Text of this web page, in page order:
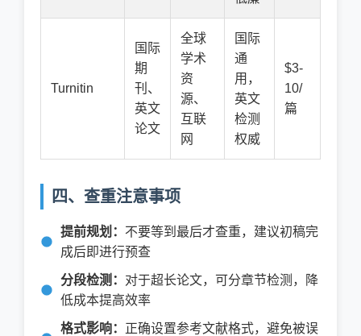
Turnitin
国际
期
刊、
英文
论文
全球
学术
资
源、
互联
网
国际
通
用，
英文
检测
权威
$3-
10/
篇
四、查重注意事项
提前规划： 不要等到最后才查重，建议初稿完
成后即进行预查
分段检测： 对于超长论文，可分章节检测，降
低成本提高效率
格式影响： 正确设置参考文献格式，避免被误